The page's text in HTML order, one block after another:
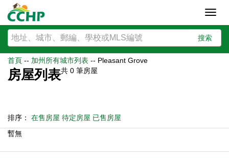
搜索
首頁 -- 加州所有城市列表 -- Pleasant Grove
房屋列表共 0 筆房屋
排序： 在售房屋 待定房屋 已售房屋
暫無